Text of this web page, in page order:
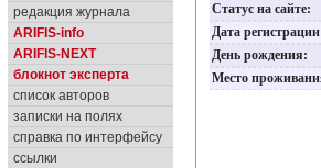
редакция журнала
ARIFIS-info
ARIFIS-NEXT
блокнот эксперта
список авторов
записки на полях
справка по интерфейсу
ссылки
Статус на сайте:
Дата
День рождения:
Место